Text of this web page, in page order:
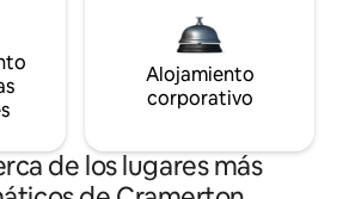
Alojamiento
corporativo
de los lugares más